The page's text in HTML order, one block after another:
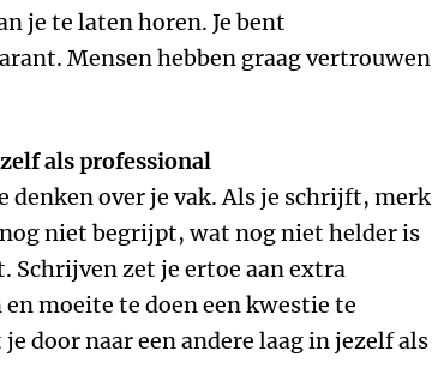
je te laten horen. Je bent
Mensen hebben graag vertrouwen
als professional
denken over je vak. Als je schrijft, merk
niet begrijpt, wat nog niet helder is
Schrijven zet je ertoe aan extra
moeite te doen een kwestie te
door naar een andere laag in jezelf als